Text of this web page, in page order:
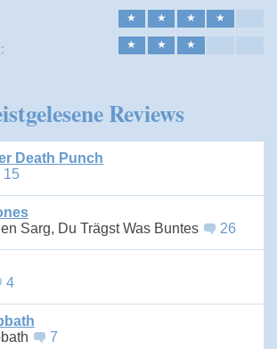
★ ★ ★ ★
★ ★ ★
Reviews
Death Punch
15
Sarg, Du Trägst Was Buntes
26
4
7